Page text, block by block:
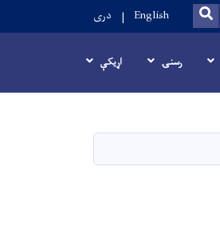
SEARCH
English دری
رسنۍ اړيکې